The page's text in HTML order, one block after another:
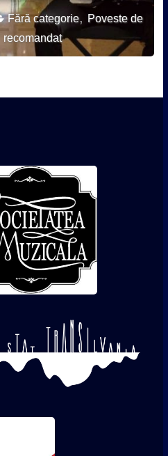
Fără categorie,
Poveste de
recomandat